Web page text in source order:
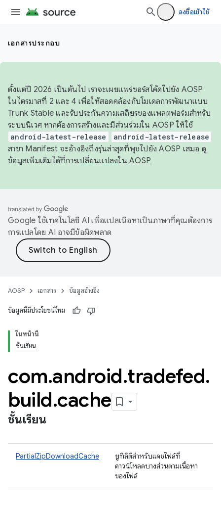
ลงชื่อเข้าใช้
เอกสารประกอบ
ตั้งแต่ปี 2026 เป็นต้นไป เราจะเผยแพร่ซอร์สโค้ดไปยัง AOSP
ในไตรมาสที่ 2 และ 4 เพื่อให้สอดคล้องกับโมเดลการพัฒนาแบบ
Trunk Stable และรับประกันความเสถียรของแพลตฟอร์มสำหรับ
ระบบนิเวศ หากต้องการสร้างและมีส่วนร่วมใน AOSP ให้ใช้
android-latest-release android-latest-release
สาขา Manifest จะอ้างอิงถึงรุ่นล่าสุดที่พุชไปยัง AOSP เสมอ ดู
ข้อมูลเพิ่มเติมได้ที่การเปลี่ยนแปลงใน AOSP
Google ใช้เทคโนโลยี AI เพื่อแปลเนื้อหาเป็นภาษาที่คุณต้องการ
การแปลโดย AI อาจมีข้อผิดพลาด
AOSP เอกสาร ข้อมูลอ้างอิง
ข้อมูลนี้มีประโยชน์ไหม
ในหน้านี้
ชั้นเรียน
com.android.tradefed.
build.cache
ชั้นเรียน
PartialZipDownloadCache
ยูทิลิตีสำหรับแคชไฟล์ที่
ดาวน์โหลดบางส่วนตามเนื้อหา
ของไฟล์